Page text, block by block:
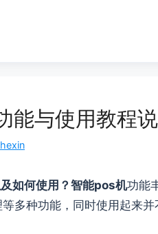
能与使用教程说
如何使用？智能pos机功能
多种功能，同时使用起来